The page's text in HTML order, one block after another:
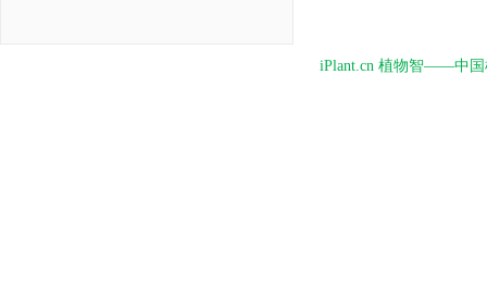
iPlant.cn 植物智——中国